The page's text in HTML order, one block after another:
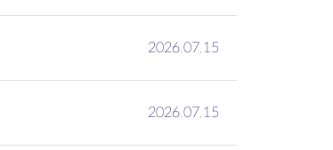
2026.07.15
2026.07.15